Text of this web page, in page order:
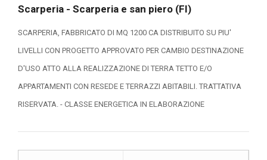
Scarperia - Scarperia e san piero (FI)
SCARPERIA, FABBRICATO DI MQ 1200 CA DISTRIBUITO SU PIU'
LIVELLI CON PROGETTO APPROVATO PER CAMBIO DESTINAZIONE
D'USO ATTO ALLA REALIZZAZIONE DI TERRA TETTO E/O
APPARTAMENTI CON RESEDE E TERRAZZI ABITABILI. TRATTATIVA
RISERVATA. - CLASSE ENERGETICA IN ELABORAZIONE